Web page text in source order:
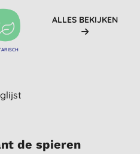
ALLES BEKIJKEN
de spieren